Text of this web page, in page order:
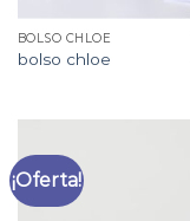
BOLSO CHLOE
bolso chloe
¡Oferta!